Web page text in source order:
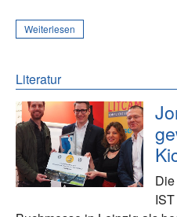
Weiterlesen
Literatur